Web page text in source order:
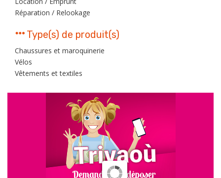
Réparation / Relookage
Type(s) de produit(s)
Chaussures et maroquinerie
Vélos
Vêtements et textiles